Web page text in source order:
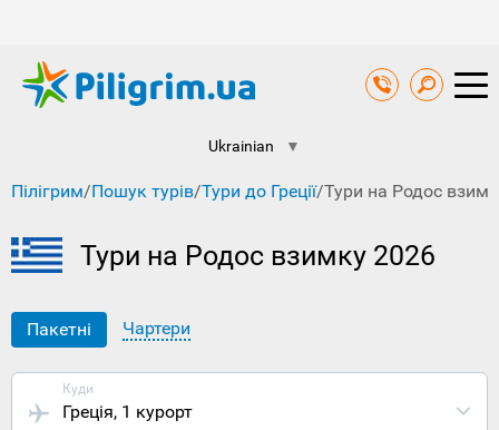
Ukrainian ▼
Пілігрим/Пошук турів/Тури до Греції/Тури на Родос
Тури на Родос взимку 2026
Пакетні Чартери
Куди
Греція, 1 курорт